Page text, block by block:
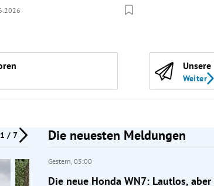
Weiter
1 / 7 Die neuesten Meldungen
Gestern, 05:00
Die neue Honda WN7: Lautlos,